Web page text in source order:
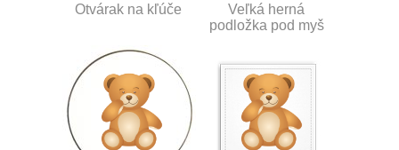
Otvárak na kľúče
Veľká herná
podložka pod myš